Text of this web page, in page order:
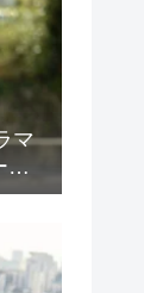
マ
」
演